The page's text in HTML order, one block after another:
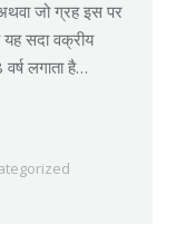
जो ग्रह इस पर
सदा वक्रीय
लगाता है…